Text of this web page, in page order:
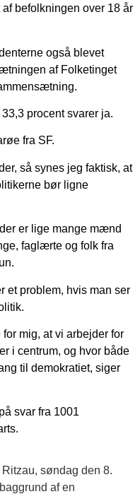
befolkningen over 18 år
også blevet
af Folketinget
procent svarer ja.
fra SF.
så synes jeg faktisk, at
bør ligne
er lige mange mænd
faglærte og folk fra
et problem, hvis man ser
mig, at vi arbejder for
i centrum, og hvor både
til demokratiet, siger
svar fra 1001
søndag den 8.
af en